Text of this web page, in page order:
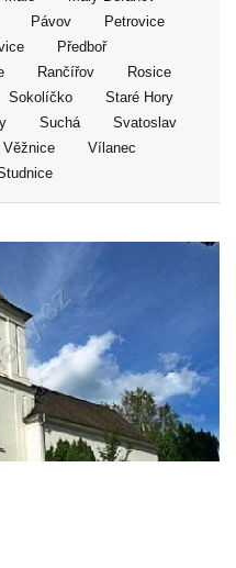
Pávov
Petrovice
Předboř
Rančířov
Rosice
Sokolíčko
Staré Hory
Suchá
Svatoslav
Věžnice
Vílanec